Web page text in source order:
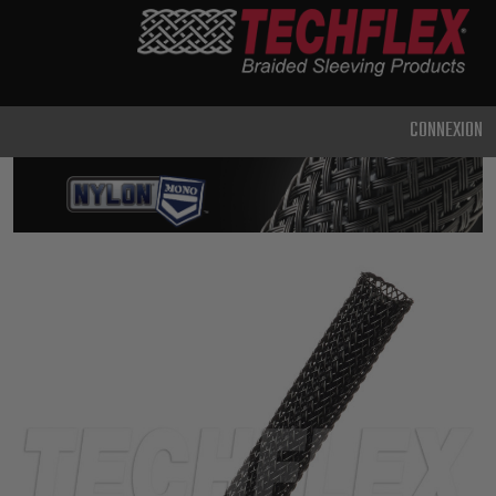
INTENSIF
MÉTAL ET
BLINDAGE
CONNEXION